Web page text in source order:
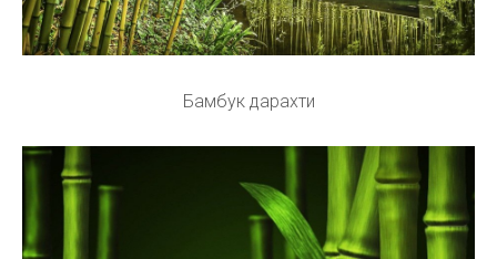
Бамбук дарахти